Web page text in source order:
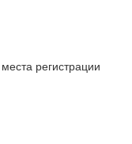
регистрации